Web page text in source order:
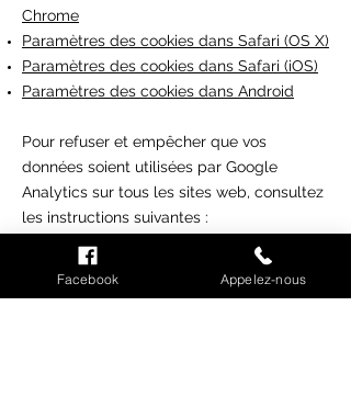
Chrome
Paramètres des cookies dans Safari (OS X)
Paramètres des cookies dans Safari (iOS)
Paramètres des cookies dans Android
Pour refuser et empêcher que vos
données soient utilisées par Google
Analytics sur tous les sites web, consultez
les instructions suivantes :
https://tools.google.com/dlpage/gaoptou
Facebook Appelez-nous